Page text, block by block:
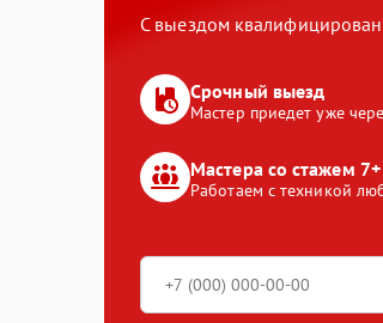
С выездом
Срочный выезд
Мастер приедет уже
Мастера со стажем 7+
Работаем с техникой